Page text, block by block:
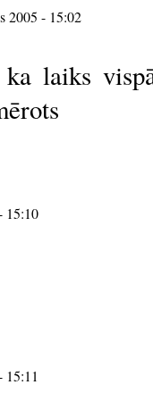
2005 - 15:02
laiks
15:10
15:11